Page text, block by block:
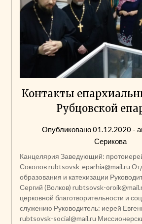
Контакты
Рубцовской
Опубликовано01.12.2020 -
Серикова
Канцелярия Заведующий:
Соколов rubtsovsk-eparhia@mail.ru
образования и катехизации
Сергий (Волков) rubtsovsk-
церковной благотворительности и
служению Руководитель: иерей
rubtsovsk-social@mail.ru